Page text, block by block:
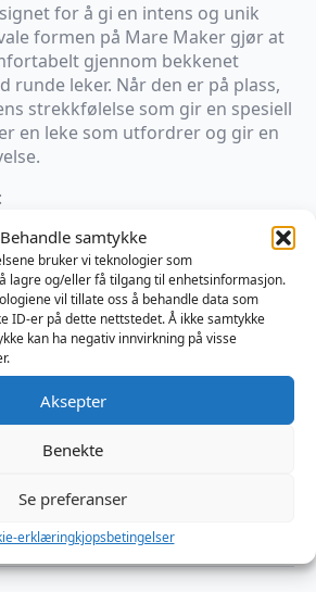
Behandle samtykke
bruker vi teknologier som
lagre og/eller få tilgang til enhetsinformasjon.
vil tillate oss å behandle data som
ID-er på dette nettstedet. Å ikke samtykke
kan ha negativ innvirkning på visse
Aksepter
Benekte
Se preferanser
erklæringkjopsbetingelser
for å gi en intens og unik
formen på Mare Maker gjør at
gjennom bekkenet
runde leker. Når den er på plass,
strekkfølelse som gir en spesiell
en leke som utfordrer og gir en
18,4
lager ×
Fan,Sexleketøy